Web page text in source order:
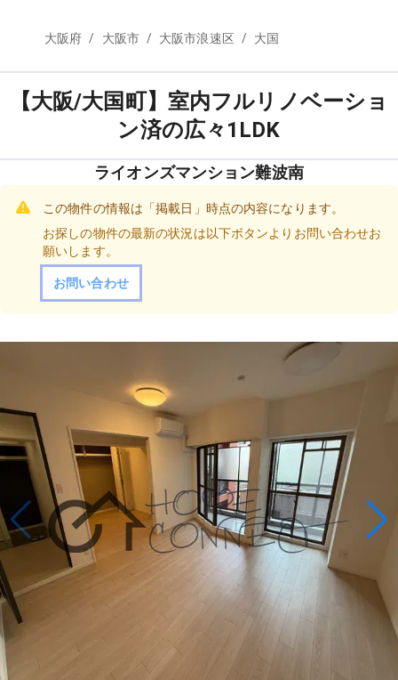
大阪府 / 大阪市 / 大阪市浪速区 / 大国
【大阪/大国町】室内フルリノベーショ
ン済の広々1LDK
ライオンズマンション難波南
この物件の情報は「掲載日」時点の内容になります。
お探しの物件の最新の状況は以下ボタンよりお問い合わせお
願いします。
お問い合わせ